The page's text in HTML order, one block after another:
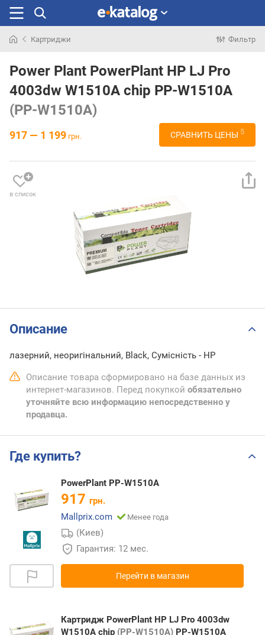
раньше
Картриджи Фильтр
Power Plant PowerPlant HP LJ Pro
4003dw W1510A chip PP-W1510A
(PP-W1510A)
917 — 1 199 грн. СРАВНИТЬ ЦЕНЫ 5
в список
Описание
лазерний, неоригінальний, Black, Сумісність - HP
Описание товара сформировано на базе данных из
интернет-магазинов. Перед покупкой обязательно
уточняйте всю информацию непосредственно у
продавца.
Где купить?
PowerPlant PP-W1510A
917 грн.
Mallprix.com
Менее года
(Киев)
Гарантия: 12 мес.
Перейти в магазин
Картридж PowerPlant HP LJ Pro 4003dw
W1510A chip (PP-W1510A) PP-W1510A